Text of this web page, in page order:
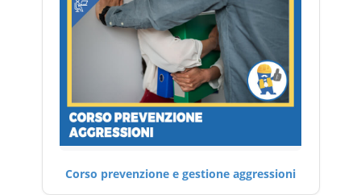
Corso prevenzione e gestione aggressioni